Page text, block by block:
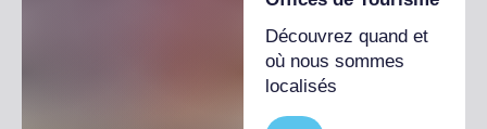
Découvrez quand et
où nous sommes
localisés